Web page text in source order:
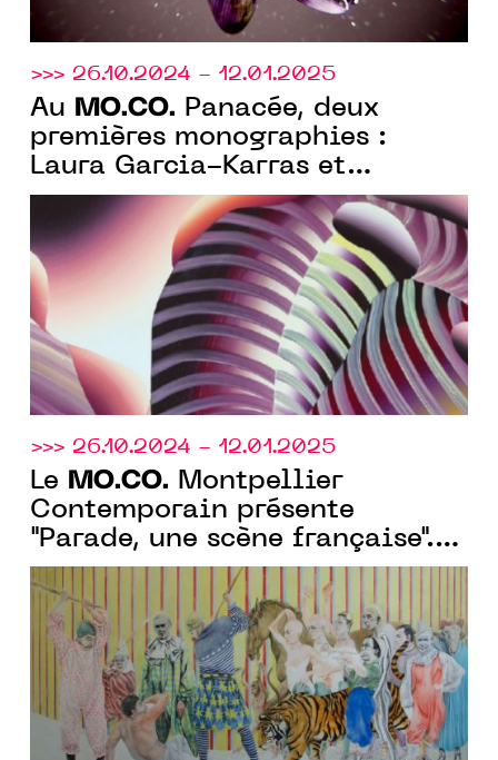
>>> 26.10.2024 - 12.01.2025
Au MO.CO. Panacée, deux
premières monographies :
Laura Garcia-Karras et
Aurélien Potier.
>>> 26.10.2024 - 12.01.2025
Le MO.CO. Montpellier
Contemporain présente
"Parade, une scène française".
Collection Laurent Dumas,
curatée par Eric de Chassey